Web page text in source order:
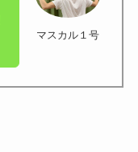
マスカル１号